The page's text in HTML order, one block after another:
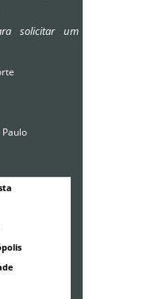
solicitar um